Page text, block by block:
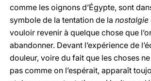
comme les oignons d’Égypte, sont
symbole de la tentation de la nostalgie
vouloir revenir à quelque chose que
abandonner. Devant l’expérience de
douleur, voire du fait que les choses
pas comme on l’espérait, apparaît